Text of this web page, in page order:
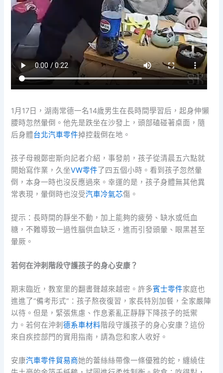
1月17日，湖南常德一名14歲男生在長時間學習后，起身伸懶
腰時忽然暈倒。他先是跌坐在沙發上，頭部磕碰著桌面，隨
后身體台北汽車零件掉控栽倒在地。
孩子母親鄭密斯向記者介紹，事發前，孩子從清晨五六點就
開始寫作業，久坐VW零件了四五個小時。看到孩子忽然暈
倒，本身一時也沒反應過來。幸運的是，孩子身體無其他異
常表現，暈倒時也沒受汽車冷氣芯傷。
提示：長時間的靜坐不動，加上能夠的疲勞、缺水或低血
糖，不難導致一過性腦供血缺乏，進而引發頭暈、眼黑甚至
暈厥。
若何在沖刺階段守護孩子的身心安康？
期末臨近，教室里的翻書聲越來越密。許多賓士零件家庭也
進進了“備考形式”：孩子熬夜復習，家長特別加餐，全家嚴陣
以待。但是，緊張焦慮、作息紊亂正靜靜下降孩子的抵禦
力。若何在沖刺德系車材料階段守護孩子的身心安康？這份
來自疾控部門的實用指南，請為您和家人收好。
安康汽車零件貿易商她的蕾絲絲帶像一條優雅的蛇，纏繞住